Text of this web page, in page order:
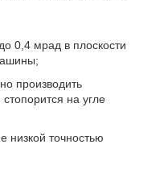
0,4 мрад в плоскости
производить
на угле
низкой точностью